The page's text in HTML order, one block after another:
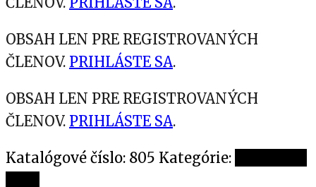
OBSAH LEN PRE REGISTROVANÝCH
ČLENOV. PRIHLÁSTE SA.
OBSAH LEN PRE REGISTROVANÝCH
ČLENOV. PRIHLÁSTE SA.
Katalógové číslo: 805 Kategórie: